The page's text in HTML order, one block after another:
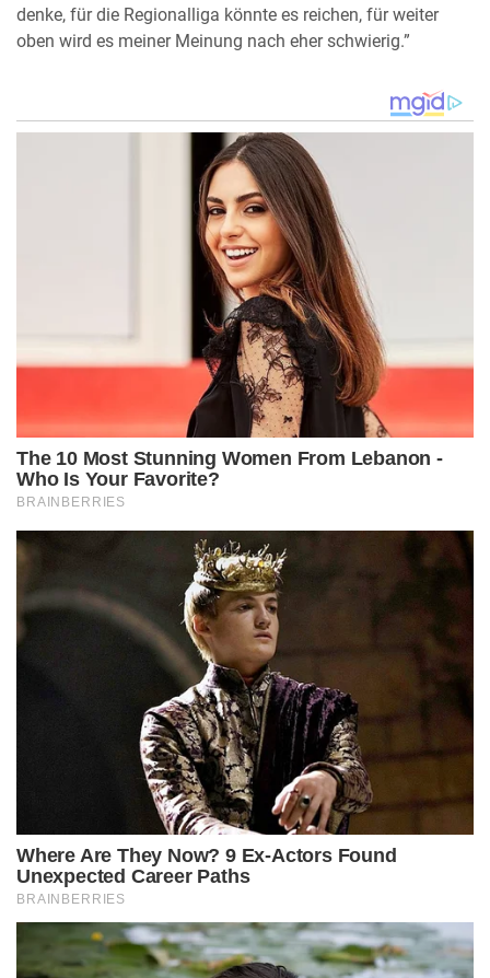
denke, für die Regionalliga könnte es reichen, für weiter
oben wird es meiner Meinung nach eher schwierig.”